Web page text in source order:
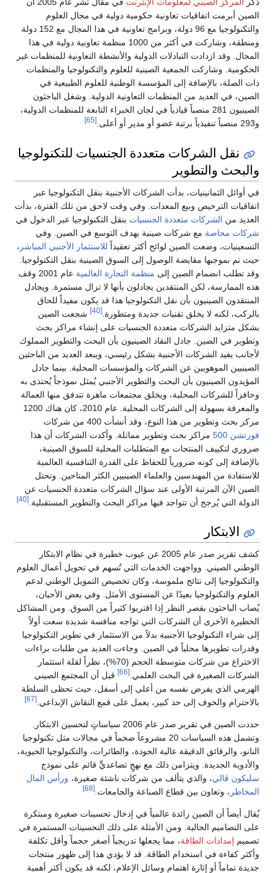
الصين أبرمت اتفاقيات تعاونية حكومية دولية في مجال العلوم
والتكنولوجيا مع 96 دولة، وبرامج تعاونية في هذا المجال مع 152 دولة
ومنطقة، وشاركت في أكثر من 1000 منظمة تعاونية دولية في هذا
المجال. وقد ازدادت التبادلات الدولية والأنشطة التعاونية للمنظمات غير
الحكومية. وشاركت الجمعية الصينية للعلوم والتكنولوجيا والمنظمات
ذات الصلة، بالإضافة إلى المؤسسة الوطنية للعلوم الطبيعية في
الصين، في العديد من المنظمات التعاونية الدولية. وشغل الباحثون
الصينيون 281 منصباً قيادياً في لجان الخبراء التابعة للمنظمات الدولية،
و293 منصباً تنفيذياً برتبة عضو أو مدير أو أعلى.
[65]
نقل الشركات متعددة الجنسيات للتكنولوجيا
والبحث والتطوير
في أوائل الثمانينيات، بدأت الشركات الأجنبية بنقل التكنولوجيا عبر
اتفاقيات الترخيص وبيع المعدات. وفي وقت لاحق من تلك الفترة، بدأت
العديد من الشركات متعددة الجنسيات بنقل التكنولوجيا عبر الدخول في
شركات محاصة مع شركات صينية بهدف التوسع في الصين. وفي
التسعينيات، وضعت الصين لوائح أكثر تعقيداً للاستثمار الأجنبي المباشر ،
حيث تم بموجبها مقايضة الوصول إلى السوق الصينية بنقل التكنولوجيا.
وقد تطلب انضمام الصين إلى منظمة التجارة العالمية
عام 2001 وقف
هذه الممارسة، لكن المنتقدين يجادلون بأنها لا تزال مستمرة. ويجادل
المنتقدون الصينيون بأن نقل التكنولوجيا هذا قد يكون مفيداً للحاق
بالركب، لكنه لا يخلق تقنيات جديدة ومتطورة. [40]
شجعت الصين
بشكل متزايد الشركات متعددة الجنسيات على إنشاء مراكز بحث
وتطوير في الصين. جادل النقاد الصينيون بأن البحث والتطوير المملوك
لأجانب يفيد الشركات الأجنبية بشكل رئيسي، ويبعد العديد من الباحثين
الصينيين الموهوبين عن الشركات والمؤسسات المحلية. بينما جادل
المؤيدون الصينيون بأن البحث والتطوير الأجنبي يُمثل نموذجاً يُحتذى به
وحافزاً للشركات المحلية، ويخلق مجتمعات ماهرة تتدفق منها العمالة
والمعرفة بسهولة إلى الشركات المحلية. عام 2010، كان هناك 1200
مركز بحث وتطوير من هذا النوع، وقد أنشأت 400 من شركات
فورتشن 500
مراكز بحث وتطوير مماثلة. وأكدت الشركات أن هذا
ضروري لتكييف المنتجات مع المتطلبات المحلية للسوق الصينية،
بالإضافة إلى كونه ضرورياً للحفاظ على القدرة التنافسية العالمية
للاستفادة من المهندسين والعلماء الصينيين الكثر المتاحين. وتحتل
الصين الآن المرتبة الأولى عند سؤال الشركات متعددة الجنسيات عن
الدولة التي يُرجح أن تتواجد فيها مراكز البحث والتطوير المستقبلية. [40]
الابتكار
كشف تقرير صدر عام 2005 عن عيوب خطيرة في نظام الابتكار
الوطني الصيني. وواجهت الخدمات التي تُسهم في تحويل أعمال العلوم
والتكنولوجيا إلى نتائج ملموسة، وكان تخصيص التمويل الوطني لدعم
العلوم والتكنولوجيا بعيدًا عن المستوى الأمثل. وفي بعض الأحيان،
يُصاب الباحثون بقصر النظر إذا اقتربوا كثيراً من السوق. ومن المشاكل
الخطيرة الأخرى أن الشركات التي تواجه منافسة شديدة سعت أولاً
إلى شراء التكنولوجيا الأجنبية بدلاً من الاستثمار في تطوير التكنولوجيا
وقدرات تطويرها محلياً في الصين. وجاءت العديد من طلبات براءات
الاختراع من شركات متوسطة الحجم (70%)، نظراً لقلة استثمار
الشركات الصغيرة في البحث العلمي. [66]
قيل أن المجتمع الصيني
الهرمي الذي يفرض نفسه من أعلى إلى أسفل، حيث تحظى السلطة
بالاحترام والخوف إلى حد كبير، يعمل على قمع النقاش الإبداعي. [67]
حددت الصين في تقرير صدر عام 2006 سياساتٍ لتحسين الابتكار.
وتشمل هذه السياسات 20 مشروعاً ضخماً في مجالات مثل تكنولوجيا
النانو، والرقائق الدقيقة عالية الجودة، والطائرات، والتكنولوجيا الحيوية،
والأدوية الجديدة. ويتزامن ذلك مع نهجٍ تصاعديٍّ قائم على نموذج
سليكون ڤالي، والذي يتألف من شركات ناشئة صغيرة، ورأس المال
المخاطر ، وتعاون بين قطاع الصناعة والجامعات. [68]
يُقال أيضاً أن الصين رائدة عالمياً في إدخال تحسينات صغيرة ومبتكرة
على التصاميم الحالية. ومن الأمثلة على ذلك التحسينات المستمرة في
تصميم إمدادات الطاقة، مما يجعلها تدريجياً أصغر حجماً وأقل تكلفة
وأكثر كفاءة في استخدام الطاقة. قد لا يؤدي هذا إلى ظهور منتجات
جديدة تماماً أو إثارة اهتمام وسائل الإعلام، لكنه قد يكون أكثر أهمية